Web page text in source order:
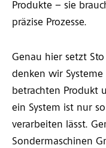
Produkte – sie
präzise Prozesse.
Genau hier setzt
denken wir
betrachten Produkt
ein System ist nur
verarbeiten lässt.
Sondermaschinen